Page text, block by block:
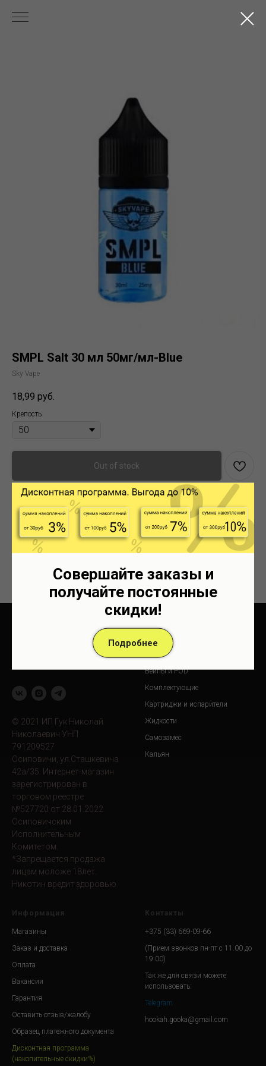
SMPL Salt 30 мл 50мг/мл-Blue
Sky Vape
18,99 руб.
Крепость
Out of stock
-Черника Виноград с Холодком
Тип никотина: Солевой
Объем: 30 мл
VG/PG: 50/50
© 2021 ИП Гук Николай
Николаевич УНП
791209527
Осиповичи, ул.Сташкевича
42а/35. Интернет-магазин
зарегистрирован в
торговом реестре
№527720 от 28.01.2022
Осиповичским
Исполнительным
Комитетом.
*Запрещается продажа
лицам моложе 18лет.
Никотин вредит здоровью.
Продукция
Вейпы и POD
Комплектующие
Картриджи и испарители
Жидкости
Самозамес
Кальян
Информация
Магазины
Заказ и доставка
Оплата
Вакансии
Гарантия
Оставить отзыв/жалобу
Образец платежного документа
Дисконтная программа
(накопительные скидки%)
Контакты
+375 (33) 669-09-66
(Прием звонков пн-пт с 11.00 до
19.00)
Так же для связи можете
использовать:
Telegram
hookah.gooka@gmail.com
Совершайте заказы и
получайте постоянные
скидки!
Подробнее